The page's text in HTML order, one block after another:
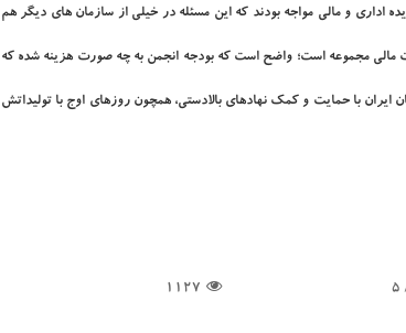
اداری و مالی مواجه بودند که این مسئله در خیلی از سازمان های دیگر هم
مالی مجموعه است؛ واضح است که بودجه انجمن به چه صورت هزینه شده که
ایران با حمایت و کمک نهادهای بالادستی، همچون روزهای اوج با تولیداتش
/
1127